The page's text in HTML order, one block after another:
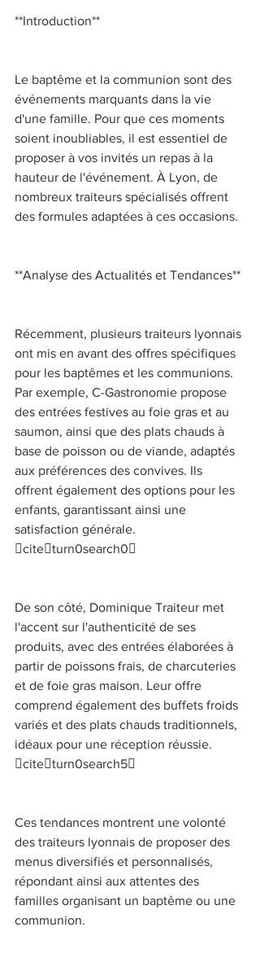
**Introduction**
Le baptême et la communion sont des
événements marquants dans la vie
d'une famille. Pour que ces moments
soient inoubliables, il est essentiel de
proposer à vos invités un repas à la
hauteur de l'événement. À Lyon, de
nombreux traiteurs spécialisés offrent
des formules adaptées à ces occasions.
**Analyse des Actualités et Tendances**
Récemment, plusieurs traiteurs lyonnais
ont mis en avant des offres spécifiques
pour les baptêmes et les communions.
Par exemple, C-Gastronomie propose
des entrées festives au foie gras et au
saumon, ainsi que des plats chauds à
base de poisson ou de viande, adaptés
aux préférences des convives. Ils
offrent également des options pour les
enfants, garantissant ainsi une
satisfaction générale.
citeturn0search0
De son côté, Dominique Traiteur met
l'accent sur l'authenticité de ses
produits, avec des entrées élaborées à
partir de poissons frais, de charcuteries
et de foie gras maison. Leur offre
comprend également des buffets froids
variés et des plats chauds traditionnels,
idéaux pour une réception réussie.
citeturn0search5
Ces tendances montrent une volonté
des traiteurs lyonnais de proposer des
menus diversifiés et personnalisés,
répondant ainsi aux attentes des
familles organisant un baptême ou une
communion.